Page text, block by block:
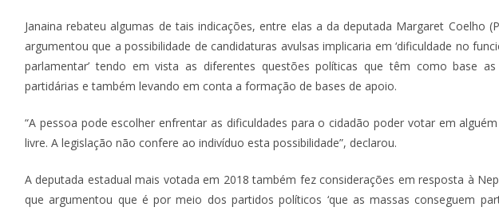
Janaina rebateu algumas de tais indicações, entre elas a da deputada Margaret Coelho
argumentou que a possibilidade de candidaturas avulsas implicaria em ‘dificuldade no
parlamentar’ tendo em vista as diferentes questões políticas que têm como base as
partidárias e também levando em conta a formação de bases de apoio.
“A pessoa pode escolher enfrentar as dificuldades para o cidadão poder votar em
livre. A legislação não confere ao indivíduo esta possibilidade”, declarou.
A deputada estadual mais votada em 2018 também fez considerações em resposta à
que argumentou que é por meio dos partidos políticos ‘que as massas conseguem